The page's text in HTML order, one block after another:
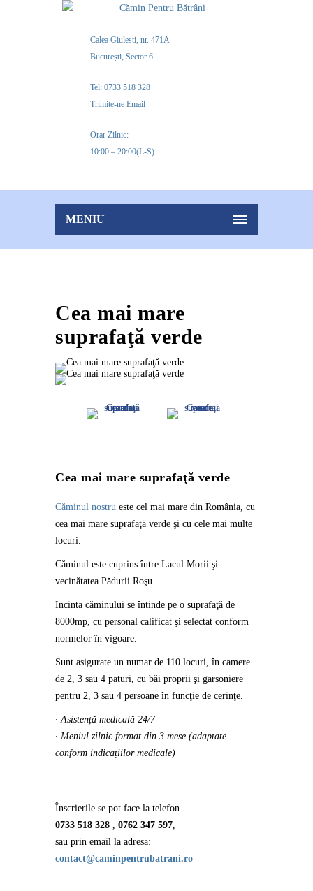
Calea Giulesti, nr. 471A
București, Sector 6
Tel: 0733 518 328
Trimite-ne Email
Orar Zilnic:
10:00 – 20:00(L-S)
MENIU
Cea mai mare
suprafaţă verde
Cea mai mare suprafaţă verde
Căminul nostru este cel mai mare din România, cu
cea mai mare suprafaţă verde şi cu cele mai multe
locuri.
Căminul este cuprins între Lacul Morii şi
vecinătatea Pădurii Roşu.
Incinta căminului se întinde pe o suprafaţă de
8000mp, cu personal calificat şi selectat conform
normelor în vigoare.
Sunt asigurate un numar de 110 locuri, în camere
de 2, 3 sau 4 paturi, cu băi proprii şi garsoniere
pentru 2, 3 sau 4 persoane în funcţie de cerinţe.
· Asistență medicală 24/7
· Meniul zilnic format din 3 mese (adaptate
conform indicațiilor medicale)
Înscrierile se pot face la telefon
0733 518 328 , 0762 347 597,
sau prin email la adresa:
contact@caminpentrubatrani.ro